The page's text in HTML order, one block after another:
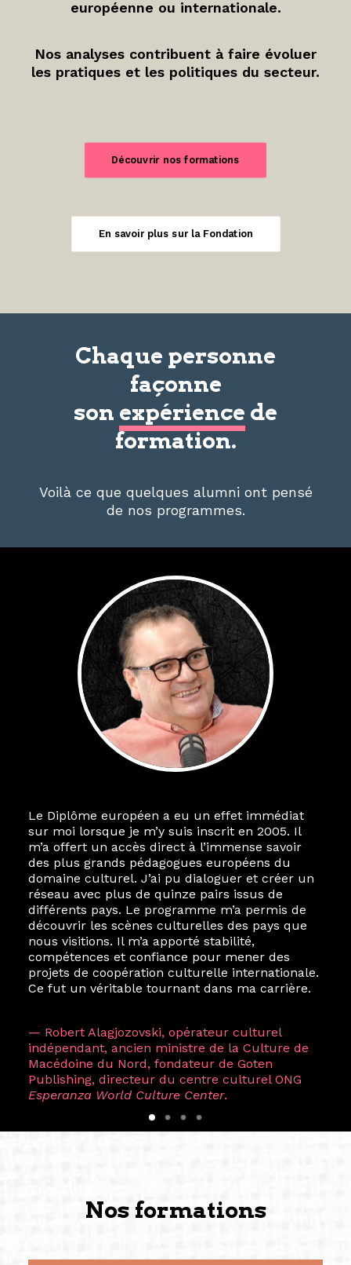
européenne ou internationale.
Nos analyses contribuent à faire évoluer
les pratiques et les politiques du secteur.
Découvrir nos formations
En savoir plus sur la Fondation
Chaque personne
façonne
son expérience de
formation.
Voilà ce que quelques alumni ont pensé
de nos programmes.
Le Diplôme européen a eu un effet immédiat
sur moi lorsque je m’y suis inscrit en 2005. Il
m’a offert un accès direct à l’immense savoir
des plus grands pédagogues européens du
domaine culturel. J’ai pu dialoguer et créer un
réseau avec plus de quinze pairs issus de
différents pays. Le programme m’a permis de
découvrir les scènes culturelles des pays que
nous visitions. Il m’a apporté stabilité,
compétences et confiance pour mener des
projets de coopération culturelle internationale.
Ce fut un véritable tournant dans ma carrière.
— Robert Alagjozovski, opérateur culturel
indépendant, ancien ministre de la Culture de
Macédoine du Nord, fondateur de Goten
Publishing, directeur du centre culturel ONG
Esperanza World Culture Center.
Nos formations